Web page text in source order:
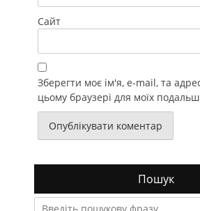
Сайт
Зберегти моє ім'я, e-mail, та
цьому браузері для моїх
Пошук
Search